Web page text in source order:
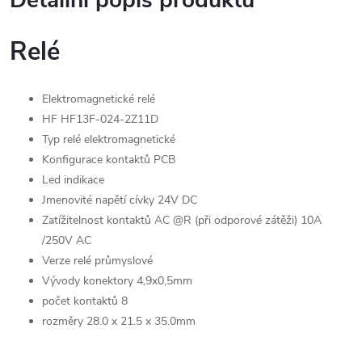
Relé
Elektromagnetické relé
HF HF13F-024-2Z11D
Typ relé elektromagnetické
Konfigurace kontaktů PCB
Led indikace
Jmenovité napětí cívky 24V DC
Zatížitelnost kontaktů AC @R (při odporové zátěži) 10A
/250V AC
Verze relé průmyslové
Vývody konektory 4,9x0,5mm
počet kontaktů 8
rozměry 28.0 x 21.5 x 35.0mm